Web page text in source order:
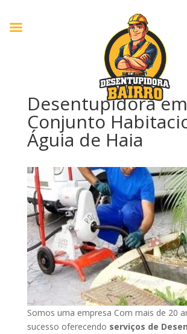
Desentupidora em
Conjunto
Águia de Haia
Somos uma empresa Com mais de 20
sucesso oferecendo serviços de